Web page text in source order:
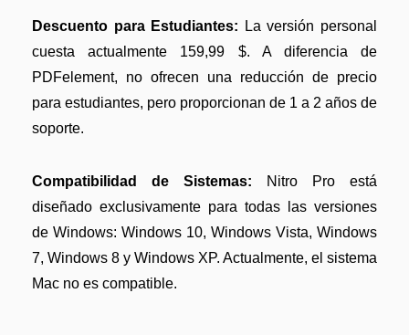
Descuento para Estudiantes: La versión personal
cuesta actualmente 159,99 $. A diferencia de
PDFelement, no ofrecen una reducción de precio
para estudiantes, pero proporcionan de 1 a 2 años de
soporte.
Compatibilidad de Sistemas: Nitro Pro está
diseñado exclusivamente para todas las versiones
de Windows: Windows 10, Windows Vista, Windows
7, Windows 8 y Windows XP. Actualmente, el sistema
Mac no es compatible.